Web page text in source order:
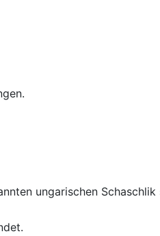
ungarischen Schaschlik